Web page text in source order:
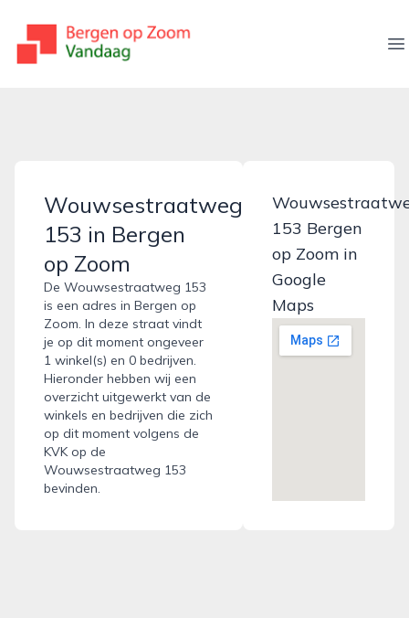
bergenopzoomvandaag.nl
Wouwsestraatweg
153 in Bergen
op Zoom
De Wouwsestraatweg 153
is een adres in Bergen op
Zoom. In deze straat vindt
je op dit moment ongeveer
1 winkel(s) en 0 bedrijven.
Hieronder hebben wij een
overzicht uitgewerkt van de
winkels en bedrijven die zich
op dit moment volgens de
KVK op de
Wouwsestraatweg 153
bevinden.
153 Bergen
op Zoom in
Google
Maps